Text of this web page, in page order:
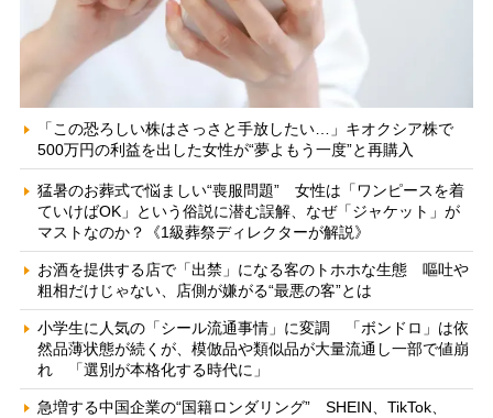
「この恐ろしい株はさっさと手放したい…」キオクシア株で
500万円の利益を出した女性が“夢よもう一度”と再購入
猛暑のお葬式で悩ましい“喪服問題” 女性は「ワンピースを着
ていけばOK」という俗説に潜む誤解、なぜ「ジャケット」が
マストなのか？《1級葬祭ディレクターが解説》
お酒を提供する店で「出禁」になる客のトホホな生態 嘔吐や
粗相だけじゃない、店側が嫌がる“最悪の客”とは
小学生に人気の「シール流通事情」に変調 「ボンドロ」は依
然品薄状態が続くが、模倣品や類似品が大量流通し一部で値崩
れ 「選別が本格化する時代に」
急増する中国企業の“国籍ロンダリング” SHEIN、TikTok、